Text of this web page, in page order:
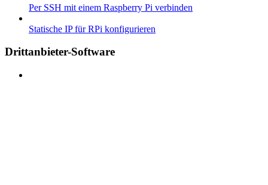
Per SSH mit einem Raspberry Pi verbinden
Statische IP für RPi konfigurieren
Drittanbieter-Software